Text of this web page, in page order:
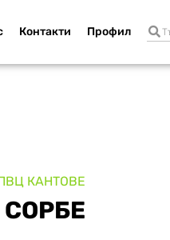
Контакти Профил
КАНТОВЕ